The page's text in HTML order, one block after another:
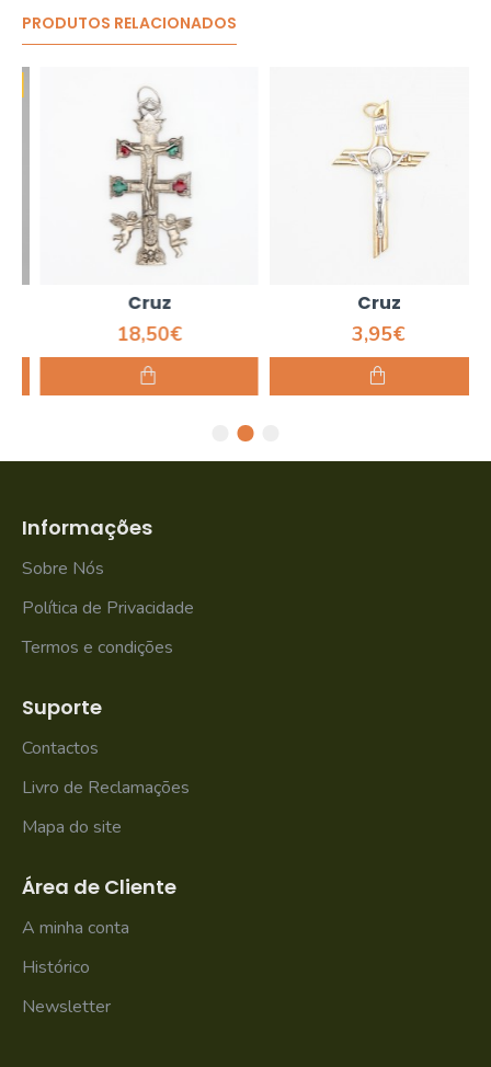
PRODUTOS RELACIONADOS
Cruz
18,50€
Cruz
3,95€
Informações
Sobre Nós
Política de Privacidade
Termos e condições
Suporte
Contactos
Livro de Reclamações
Mapa do site
Área de Cliente
A minha conta
Histórico
Newsletter